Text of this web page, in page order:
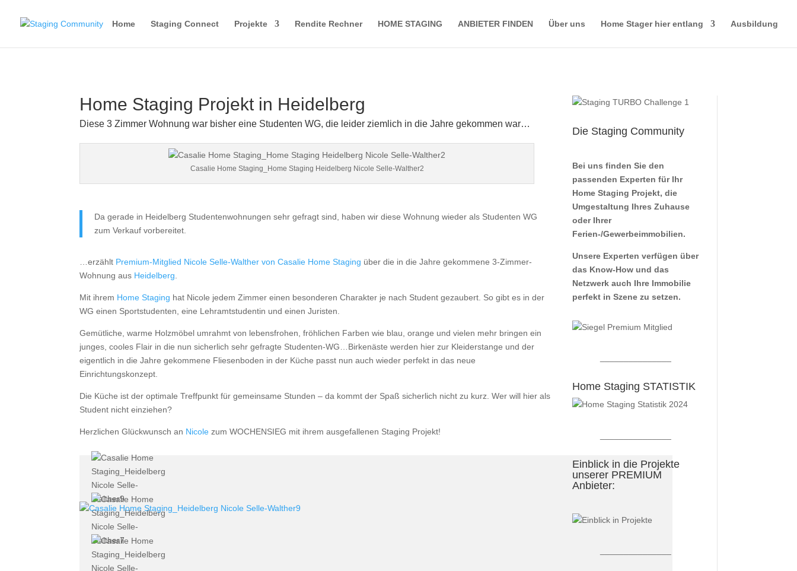
Home Staging Connect Projekte Rendite Rechner HOME STAGING ANBIETER FINDEN Über uns Home Stager hier entlang Ausbildung
Home Staging Projekt in Heidelberg
Diese 3 Zimmer Wohnung war bisher eine Studenten WG, die leider ziemlich in die Jahre gekommen war…
Casalie Home Staging_Home Staging Heidelberg Nicole Selle-Walther2
Da gerade in Heidelberg Studentenwohnungen sehr gefragt sind, haben wir diese Wohnung wieder als Studenten WG
zum Verkauf vorbereitet.
…erzählt Premium-Mitglied Nicole Selle-Walther von Casalie Home Staging über die in die Jahre gekommene 3-Zimmer-
Wohnung aus Heidelberg
Mit ihrem Home Staging hat Nicole jedem Zimmer einen besonderen Charakter je nach Student gezaubert. So gibt es in der
WG einen Sportstudenten, eine Lehramtstudentin und einen Juristen.
Gemütliche, warme Holzmöbel umrahmt von lebensfrohen, fröhlichen Farben wie blau, orange und vielen mehr bringen ein
junges, cooles Flair in die nun sicherlich sehr gefragte Studenten-WG…Birkenäste werden hier zur Kleiderstange und der
eigentlich in die Jahre gekommene Fliesenboden in der Küche passt nun auch wieder perfekt in das neue
Einrichtungskonzept.
Die Küche ist der optimale Treffpunkt für gemeinsame Stunden – da kommt der Spaß sicherlich nicht zu kurz. Wer will hier als
Student nicht einziehen?
Herzlichen Glückwunsch an Nicole zum WOCHENSIEG mit ihrem ausgefallenen Staging Projekt!
Die Staging Community
Bei uns finden Sie den
passenden Experten für Ihr
Home Staging Projekt, die
Umgestaltung Ihres Zuhause
oder Ihrer
Ferien-/Gewerbeimmobilien.
Unsere Experten verfügen über
das Know-How und das
Netzwerk auch Ihre Immobilie
perfekt in Szene zu setzen.
Home Staging STATISTIK
Einblick in die Projekte
unserer PREMIUM
Anbieter: